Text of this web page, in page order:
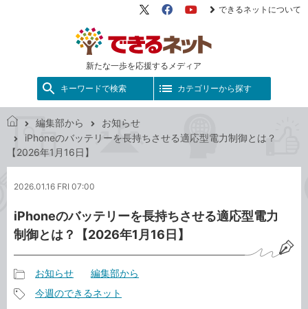
新たな一歩を応援するメディア
X（旧
FacebookYouTube
できるネットについて
キーワードで検索 カテゴリーから探す
で
き
ッ
編集部から
お知らせ
iPhoneのバッテリーを長持ちさせる適応型電力制御とは？
【2026年1月16日】
2026.01.16 FRI 07:00
iPhoneのバッテリーを長持ちさせる適応型電力
制御とは？【2026年1月16日】
事
お知らせ 編集部から
今週のできるネット